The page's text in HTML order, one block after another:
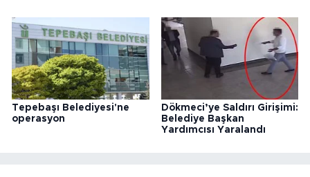
Tepebaşı Belediyesi'ne
operasyon
Dökmeci’ye Saldırı Girişimi:
Belediye Başkan
Yardımcısı Yaralandı